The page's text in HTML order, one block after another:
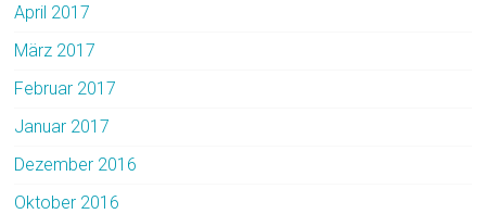
April 2017
März 2017
Februar 2017
Januar 2017
Dezember 2016
Oktober 2016